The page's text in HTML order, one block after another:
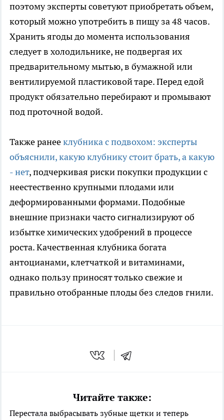
поэтому эксперты советуют приобретать объем,
который можно употребить в пищу за 48 часов.
Хранить ягоды до момента использования
следует в холодильнике, не подвергая их
предварительному мытью, в бумажной или
вентилируемой пластиковой таре. Перед едой
продукт обязательно перебирают и промывают
под проточной водой.
Также ранееклубника с подвохом: эксперты
объяснили, какую клубнику стоит брать, а какую
- нет, подчеркивая риски покупки продукции с
неестественно крупными плодами или
деформированными формами. Подобные
внешние признаки часто сигнализируют об
избытке химических удобрений в процессе
роста. Качественная клубника богата
антоцианами, клетчаткой и витаминами,
однако пользу приносят только свежие и
правильно отобранные плоды без следов гнили.
Читайте также:
Перестала выбрасывать зубные щетки и теперь